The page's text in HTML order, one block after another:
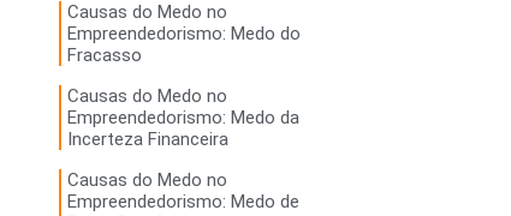
Causas do Medo no
Empreendedorismo: Medo do
Fracasso
Causas do Medo no
Empreendedorismo: Medo da
Incerteza Financeira
Causas do Medo no
Empreendedorismo: Medo de